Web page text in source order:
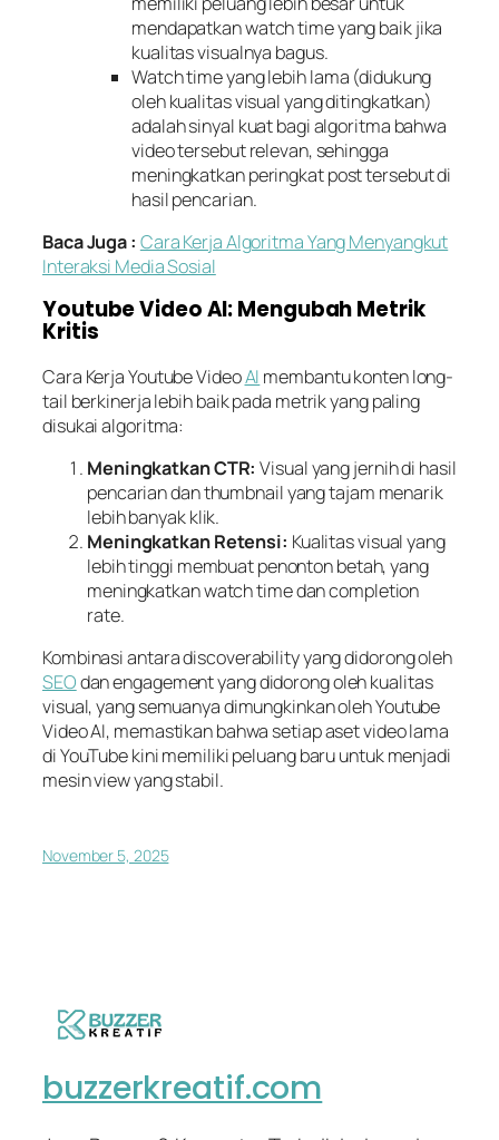
mendapatkanwatch timeyang baik jika
kualitas visualnya bagus.
Watch timeyang lebih lama (didukung
oleh kualitas visual yang ditingkatkan)
adalah sinyal kuat bagi algoritma bahwa
video tersebut relevan, sehingga
meningkatkan peringkatposttersebut di
hasil pencarian.
Baca Juga : Cara Kerja Algoritma Yang Menyangkut
Interaksi Media Sosial
Youtube Video AI: Mengubah Metrik
Kritis
Cara Kerja Youtube VideoAI membantu kontenlong-
tail berkinerja lebih baik pada metrik yang paling
disukai algoritma:
Meningkatkan CTR: Visual yang jernih di hasil
pencarian danthumbnailyang tajam menarik
lebih banyak klik.
Meningkatkan Retensi: Kualitas visual yang
lebih tinggi membuat penonton betah, yang
meningkatkanwatch timedancompletion
rate.
Kombinasi antaradiscoverabilityyang didorong oleh
SEOdanengagementyang didorong oleh kualitas
visual, yang semuanya dimungkinkan oleh Youtube
Video AI, memastikan bahwa setiap aset video lama
di YouTube kini memiliki peluang baru untuk menjadi
mesinviewyang stabil.
November 5, 2025
buzzerkreatif.com